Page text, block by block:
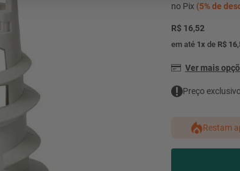
no Pix (5%de
R$ 16,52
em até 1x de R$
Ver mais
Preço
Restam
mesa
condicionado